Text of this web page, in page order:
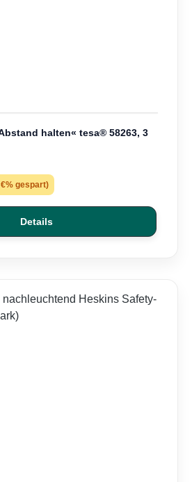
halten« tesa® 58263, 3
gespart)
Details